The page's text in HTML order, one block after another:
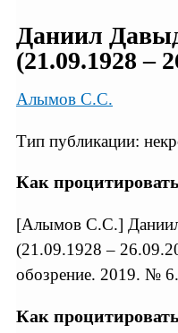
Даниил
(21.09.1928 –
Алымов С.С.
Тип публикации:
Как
[Алымов С.С.]
(21.09.1928 –
обозрение. 2019. №
Как